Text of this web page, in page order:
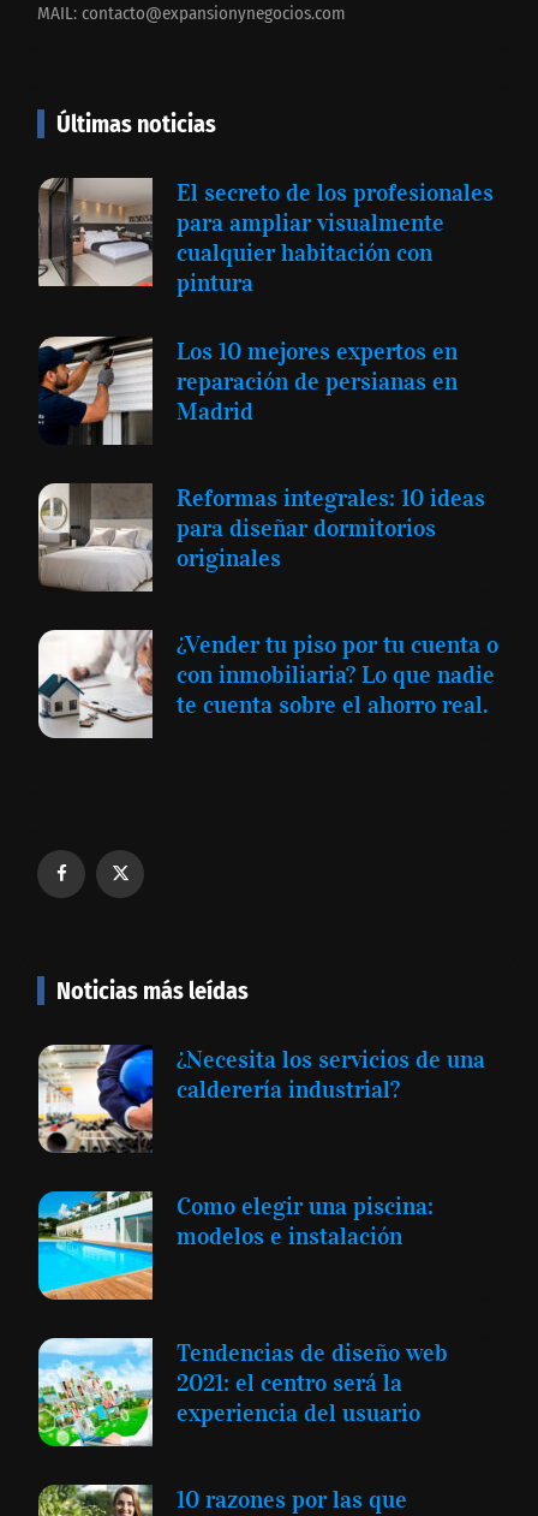
MAIL: contacto@expansionynegocios.com
Últimas noticias
El secreto de los profesionales
para ampliar visualmente
cualquier habitación con
pintura
Los 10 mejores expertos en
reparación de persianas en
Madrid
Reformas integrales: 10 ideas
para diseñar dormitorios
originales
¿Vender tu piso por tu cuenta o
con inmobiliaria? Lo que nadie
te cuenta sobre el ahorro real.
Noticias más leídas
¿Necesita los servicios de una
calderería industrial?
Como elegir una piscina:
modelos e instalación
Tendencias de diseño web
2021: el centro será la
experiencia del usuario
10 razones por las que